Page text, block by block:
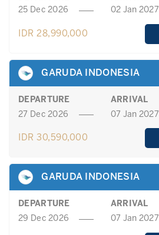
25 Dec 2026
02 Jan 2027
IDR 28,990,000
GARUDA INDONESIA
DEPARTURE
ARRIVAL
27 Dec 2026
07 Jan 2027
IDR 30,590,000
GARUDA INDONESIA
DEPARTURE
ARRIVAL
29 Dec 2026
07 Jan 2027